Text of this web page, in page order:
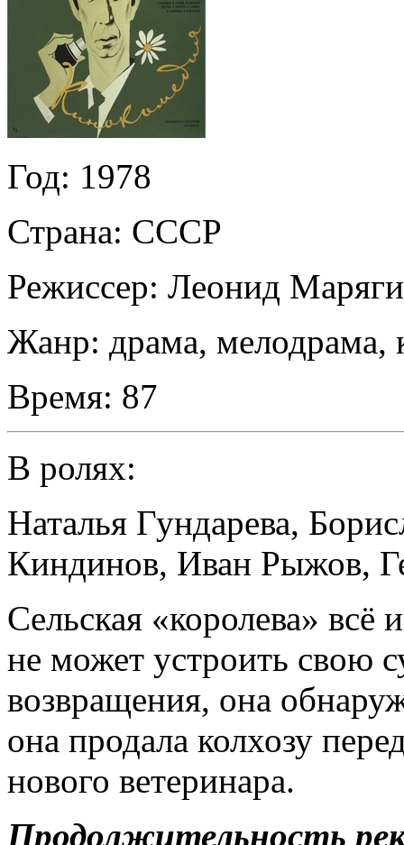
Год: 1978
Страна: СССР
Режиссер: Леонид
Жанр: драма, мелодрама,
Время: 87
В ролях:
Наталья Гундарева,
Киндинов, Иван Рыжов,
Сельская «королева»
не может устроить свою
возвращения, она
она продала колхозу
нового ветеринара.
Продолжительность